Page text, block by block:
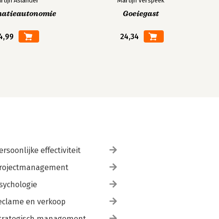
Goeiegast
24,34
effectiviteit
en verkoop